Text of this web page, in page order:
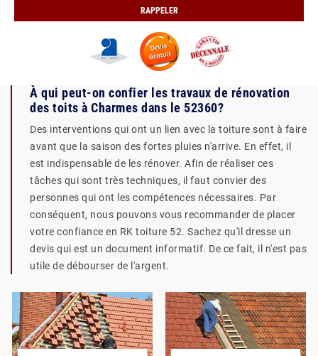
À qui peut-on confier les travaux de rénovation
des toits à Charmes dans le 52360?
Des interventions qui ont un lien avec la toiture sont à faire
avant que la saison des fortes pluies n'arrive. En effet, il
est indispensable de les rénover. Afin de réaliser ces
tâches qui sont très techniques, il faut convier des
personnes qui ont les compétences nécessaires. Par
conséquent, nous pouvons vous recommander de placer
votre confiance en RK toiture 52. Sachez qu'il dresse un
devis qui est un document informatif. De ce fait, il n'est pas
utile de débourser de l'argent.